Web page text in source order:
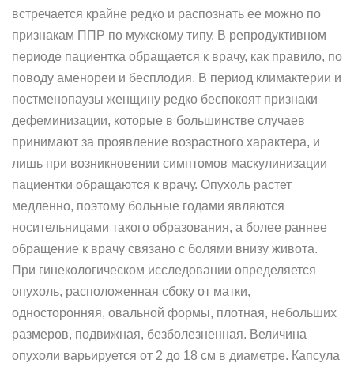
встречается крайне редко и рас­познать ее можно по
признакам ППР по мужскому типу. В репродуктивном
периоде пациентка обращается к врачу, как правило, по
поводу аменореи и бесплодия. В период кли­мактерии и
постменопаузы женщину редко беспокоят признаки
дефеминизации, которые в большинстве случаев
принимают за проявление возрастного характера, и
лишь при возникновении симптомов маску­линизации
пациентки обращаются к врачу. Опухоль растет
медленно, поэтому больные годами являются
носительницами такого образова­ния, а более раннее
обращение к врачу связано с болями внизу живота.
При гинекологическом исследовании определяется
опухоль, распо­ложенная сбоку от матки,
односторонняя, овальной формы, плотная, небольших
размеров, подвижная, безболезненная. Величина
опухоли варьируется от 2 до 18 см в диаметре. Капсула